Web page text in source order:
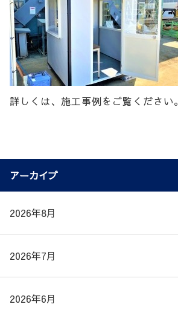
詳しくは、施工事例をご覧ください。
アーカイブ
2026年8月
2026年7月
2026年6月